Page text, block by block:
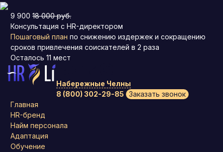
9 900 18 000 руб.
Консультация с HR-директором
Пошаговый план по снижению издержек и сокращению
сроков привлечения соискателей в 2 раза
Осталось 11 мест
Набережные Челны
8 (800) 302-29-85
Заказать звонок
Главная
HR-бренд
Найм персонала
Адаптация
Обучение